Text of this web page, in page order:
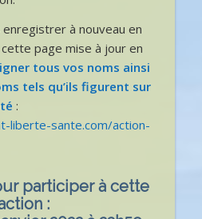
à nouveau en
page mise à jour en
tous vos noms ainsi
tels qu’ils figurent sur
:
liberte-sante.com/action-
participer à cette
: